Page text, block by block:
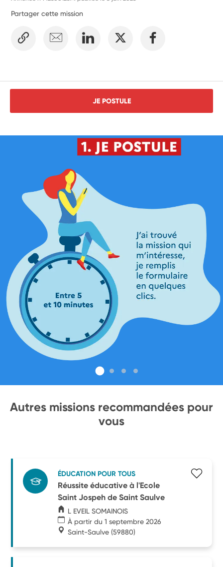
Partager cette mission
JE POSTULE
Autres missions recommandées pour
vous
ÉDUCATION POUR TOUS
Réussite éducative à l'Ecole
Saint Jospeh de Saint Saulve
L EVEIL SOMAINOIS
À partir du 1 septembre 2026
Saint-Saulve (59880)